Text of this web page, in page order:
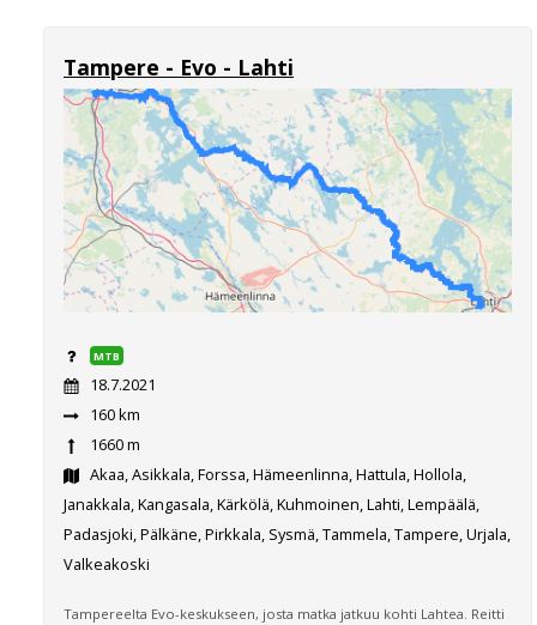
Tampere - Evo - Lahti
MTB
18.7.2021
160 km
1660 m
Akaa, Asikkala, Forssa, Hämeenlinna, Hattula, Hollola,
Janakkala, Kangasala, Kärkölä, Kuhmoinen, Lahti, Lempäälä,
Padasjoki, Pälkäne, Pirkkala, Sysmä, Tammela, Tampere, Urjala,
Valkeakoski
Tampereelta Evo-keskukseen, josta matka jatkuu kohti Lahtea. Reitti